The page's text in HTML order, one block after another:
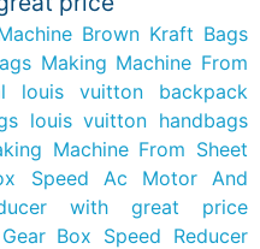
Brown Kraft Bags
Making Machine From
louis vuitton backpack
louis vuitton handbags
Machine From Sheet
Speed Ac Motor And
with great price
Box Speed Reducer